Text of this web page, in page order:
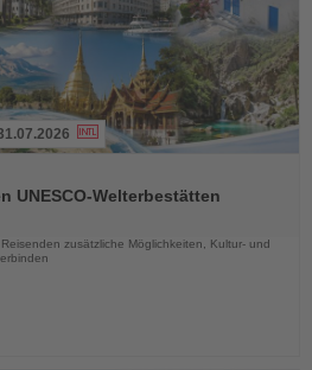
UNESCO-Welterbestätten
zusätzliche Möglichkeiten, Kultur- und